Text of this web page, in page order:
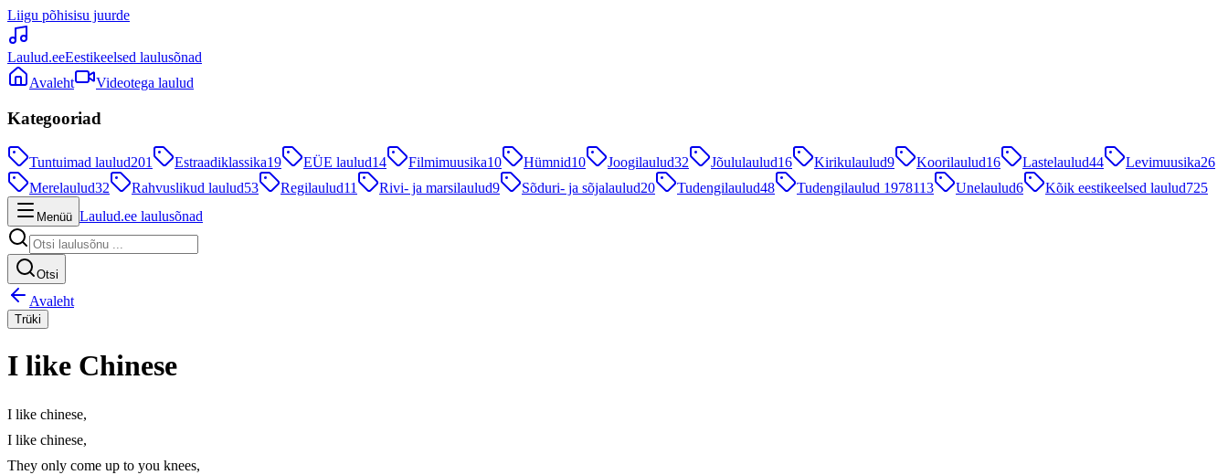
Liigu põhisisu juurde
Laulud.eeEestikeelsed laulusõnad
Avaleht
Videotega laulud
Kategooriad
Tuntuimad laulud201 Estraadiklassika19 EÜE laulud14 Filmimuusika10 Hümnid10 Joogilaulud32 Jõululaulud16 Kirikulaulud9 Koorilaulud16 Lastelaulud44 Levimuusika26
Merelaulud32 Rahvuslikud laulud53 Regilaulud11 Rivi- ja marsilaulud9 Sõduri- ja sõjalaulud20 Tudengilaulud48 Tudengilaulud 1978113 Unelaulud6 Kõik eestikeelsed laulud725
Menüü Laulud.ee laulusõnad
Otsi
Avaleht
Trüki
I like Chinese
I like chinese,
I like chinese,
They only come up to you knees,